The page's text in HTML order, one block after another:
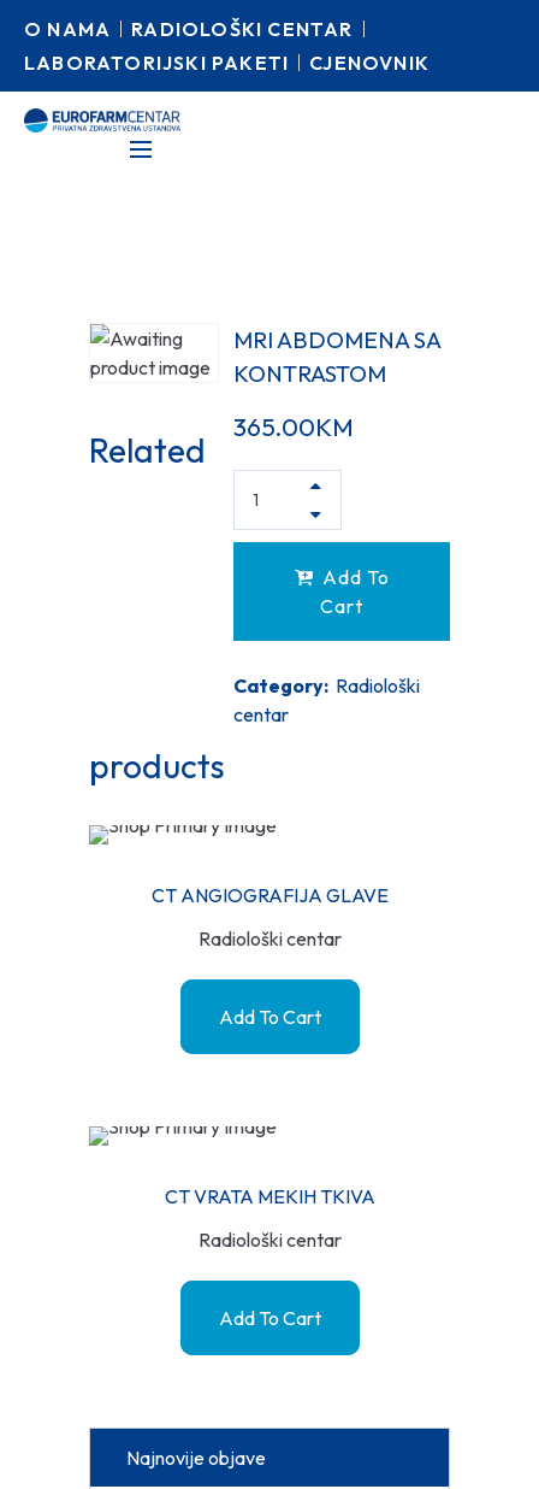
O NAMA
RADIOLOŠKI CENTAR
LABORATORIJSKI PAKETI
CJENOVNIK
MRI ABDOMENA SA
KONTRASTOM
365.00KM
Add To
Cart
Category: Radiološki
centar
Related
products
CT ANGIOGRAFIJA GLAVE
Radiološki centar
Add To Cart
CT VRATA MEKIH TKIVA
Radiološki centar
Add To Cart
Najnovije objave